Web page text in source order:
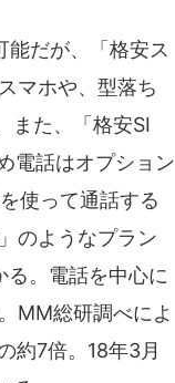
だが、「格安ス
マホや、型落ち
また、「格安SI
電話はオプション
使って通話する
のようなプラン
。電話を中心に
MM総研調べによ
約7倍。18年3月